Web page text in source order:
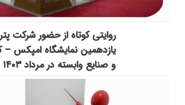
روایتی کوتاه از حضور شرکت
یازدهمین نمایشگاه امپکس‌
و صنایع وابسته در مرداد ۱۴۰۳